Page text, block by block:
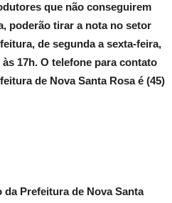
que não conseguirem
poderão tirar a nota no setor
de segunda a sexta-feira,
às 17h. O telefone para contato
de Nova Santa Rosa é (45)
Prefeitura de Nova Santa